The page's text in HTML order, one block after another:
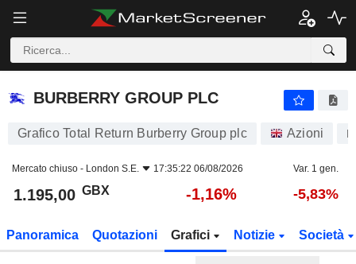
BURBERRY GROUP PLC
BURBERRY GROUP PLC
Grafico Total Return Burberry Group plc Azioni
Mercato chiuso - London S.E. 17:35:22 06/08/2026 Var. 1 gen.
1.195,00 GBX -1,16% -5,83%
Panoramica Quotazioni Grafici Notizie Società